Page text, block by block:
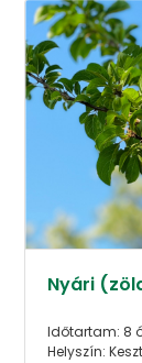
Nyári
Időtartam: 8
Helyszín: